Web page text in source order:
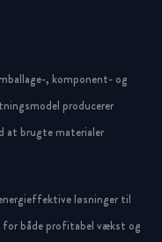
, komponent- og
producerer
at brugte materialer
løsninger til
for både profitabel vækst og